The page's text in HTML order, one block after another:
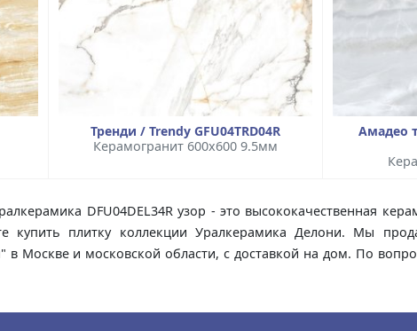
Тренди / Trendy GFU04TRD04R
Керамогранит 600x600 9.5мм
Амадео
DFU04DEL34R узор - это высококачественная
плитку коллекции Уралкерамика Делони. Мы
в Москве и московской области, с доставкой на дом. По